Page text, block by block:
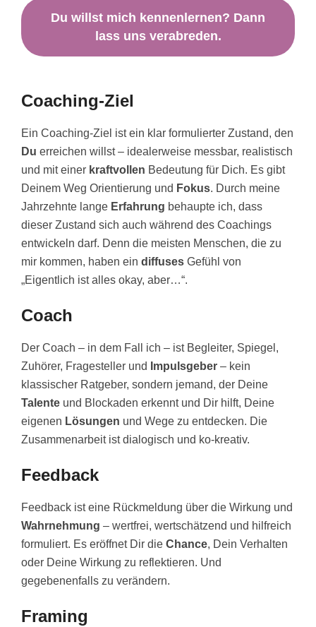
Du willst mich kennenlernen? Dann
lass uns verabreden.
Coaching-Ziel
Ein Coaching-Ziel ist ein klar formulierter Zustand, den
Du erreichen willst – idealerweise messbar, realistisch
und mit einer kraftvollen Bedeutung für Dich. Es gibt
Deinem Weg Orientierung und Fokus. Durch meine
Jahrzehnte lange Erfahrung behaupte ich, dass
dieser Zustand sich auch während des Coachings
entwickeln darf. Denn die meisten Menschen, die zu
mir kommen, haben ein diffuses Gefühl von
„Eigentlich ist alles okay, aber…“.
Coach
Der Coach – in dem Fall ich – ist Begleiter, Spiegel,
Zuhörer, Fragesteller und
Impulsgeber – kein
klassischer Ratgeber, sondern jemand, der Deine
Talente und Blockaden erkennt und Dir hilft, Deine
eigenen Lösungen und Wege zu entdecken. Die
Zusammenarbeit ist dialogisch und ko-kreativ.
Feedback
Feedback ist eine Rückmeldung über die Wirkung und
Wahrnehmung – wertfrei, wertschätzend und hilfreich
formuliert. Es eröffnet Dir die Chance, Dein Verhalten
oder Deine Wirkung zu reflektieren. Und
gegebenenfalls zu verändern.
Framing